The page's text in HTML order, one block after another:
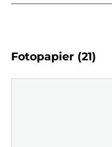
Fotopapier (21)